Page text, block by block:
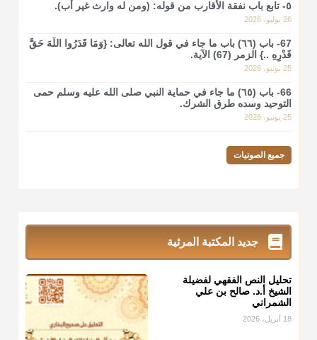
٥- تابع باب نفقة الأقارب من قوله: (ومن له وارث غير أب).
26 يوليو، 2026
67- باب (٦٦) باب ما جاء في قول الله تعالى: {وَمَا قَدَرُوا اللَّهَ حَقَّ
قَدْرِهِ ..} الزمر (67) الآية.
25 يونيو، 2026
66- باب (٦٥) ما جاء في حماية النبي صلى الله عليه وسلم حمى
التوحيد وسده طرق الشرك.
25 يونيو، 2026
جميع الصوتيات
جديد المكتبة المرئية
تحليل النص الفقهي لفضيلة
الشيخ أ.د. صالح بن علي
الشمراني
18 أبريل، 2026